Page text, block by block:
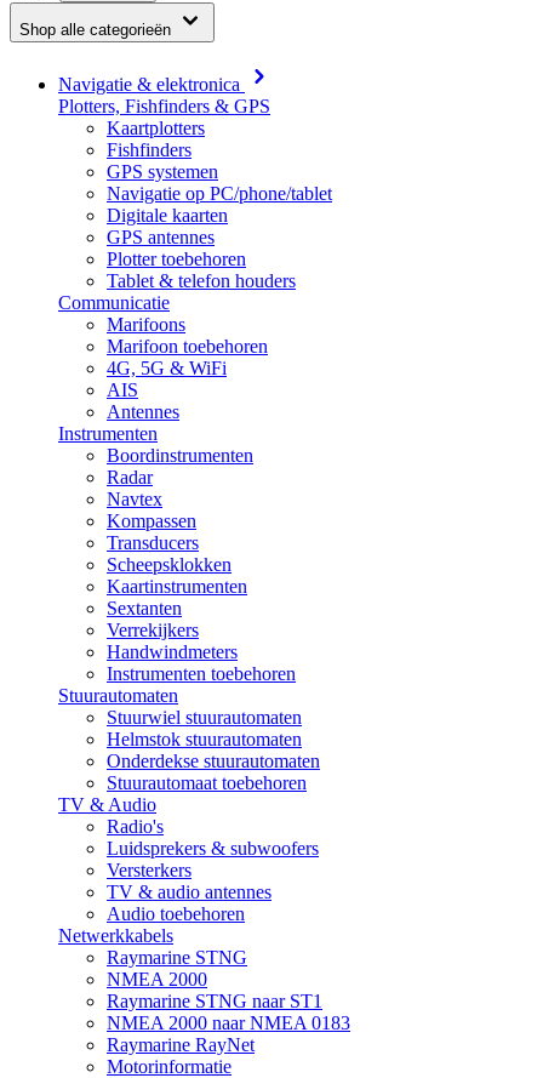
Shop alle categorieën
Navigatie & elektronica
Plotters, Fishfinders & GPS
Kaartplotters
Fishfinders
GPS systemen
Navigatie op PC/phone/tablet
Digitale kaarten
GPS antennes
Plotter toebehoren
Tablet & telefon houders
Communicatie
Marifoons
Marifoon toebehoren
4G, 5G & WiFi
AIS
Antennes
Instrumenten
Boordinstrumenten
Radar
Navtex
Kompassen
Transducers
Scheepsklokken
Kaartinstrumenten
Sextanten
Verrekijkers
Handwindmeters
Instrumenten toebehoren
Stuurautomaten
Stuurwiel stuurautomaten
Helmstok stuurautomaten
Onderdekse stuurautomaten
Stuurautomaat toebehoren
TV & Audio
Radio's
Luidsprekers & subwoofers
Versterkers
TV & audio antennes
Audio toebehoren
Netwerkkabels
Raymarine STNG
NMEA 2000
Raymarine STNG naar ST1
NMEA 2000 naar NMEA 0183
Raymarine RayNet
Motorinformatie